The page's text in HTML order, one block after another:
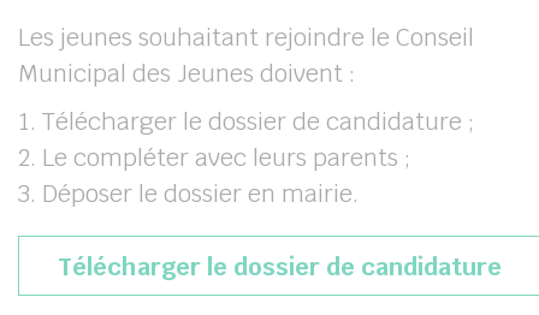
Les jeunes souhaitant rejoindre le Conseil
Municipal des Jeunes doivent :
Télécharger le dossier de candidature ;
Le compléter avec leurs parents ;
Déposer le dossier en mairie.
Télécharger le dossier de candidature